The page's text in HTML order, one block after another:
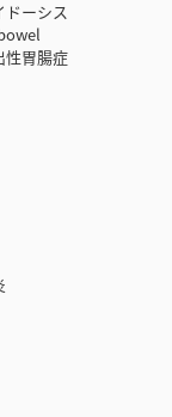
ーシス
胃腸症